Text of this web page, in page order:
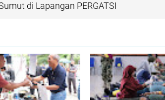
di Lapangan PERGATSI